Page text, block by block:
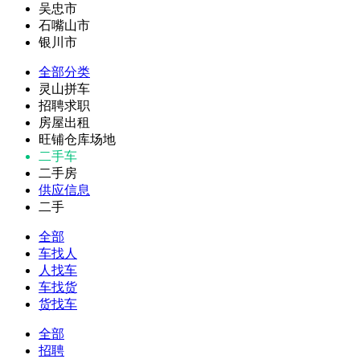
吴忠市
石嘴山市
银川市
全部分类
灵山拼车
招聘求职
房屋出租
旺铺仓库场地
二手车
二手房
供应信息
二手
全部
车找人
人找车
车找货
货找车
全部
招聘